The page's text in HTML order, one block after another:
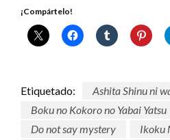
¡Compártelo!
Etiquetado:
Ashita Shinu ni
Boku no Kokoro no Yabai Yatsu
Do not say mystery
Ikoku